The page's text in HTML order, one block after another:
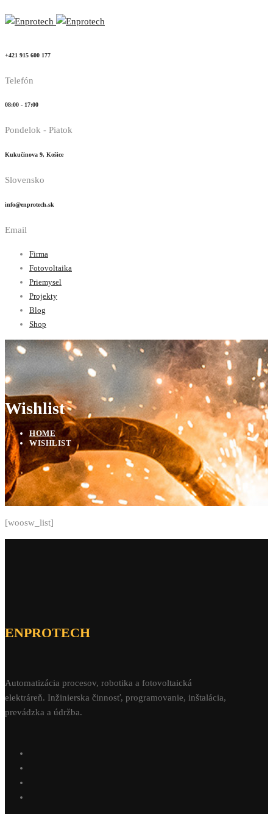
+421 915 600 177
Telefón
08:00 - 17:00
Pondelok - Piatok
Kukučínova 9, Košice
Slovensko
info@enprotech.sk
Email
Firma
Fotovoltaika
Priemysel
Projekty
Blog
Shop
Wishlist
HOME
WISHLIST
[woosw_list]
ENPROTECH
Automatizácia procesov, robotika a fotovoltaická
elektráreň. Inžinierska činnosť, programovanie, inštalácia,
prevádzka a údržba.